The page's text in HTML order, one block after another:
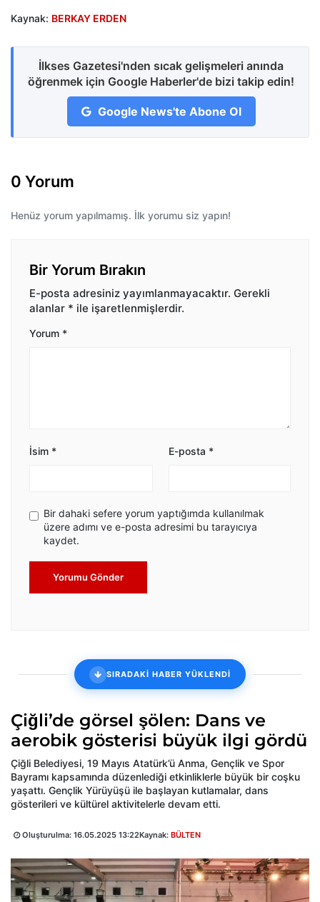
Kaynak: BERKAY ERDEN
İlkses Gazetesi'nden sıcak gelişmeleri anında
öğrenmek için Google Haberler'de bizi takip edin!
Google News'te Abone Ol
0 Yorum
Henüz yorum yapılmamış. İlk yorumu siz yapın!
Bir Yorum Bırakın
E-posta adresiniz yayımlanmayacaktır. Gerekli
alanlar * ile işaretlenmişlerdir.
Yorum *
İsim * E-posta *
Bir dahaki sefere yorum yaptığımda kullanılmak
üzere adımı ve e-posta adresimi bu tarayıcıya
kaydet.
Yorumu Gönder
SIRADAKİ HABER YÜKLENDİ
Çiğli’de görsel şölen: Dans ve
aerobik gösterisi büyük ilgi gördü
Çiğli Belediyesi, 19 Mayıs Atatürk’ü Anma, Gençlik ve Spor
Bayramı kapsamında düzenlediği etkinliklerle büyük bir coşku
yaşattı. Gençlik Yürüyüşü ile başlayan kutlamalar, dans
gösterileri ve kültürel aktivitelerle devam etti.
Oluşturulma: 16.05.2025 13:22Kaynak: BÜLTEN